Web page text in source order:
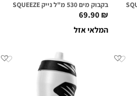
בקבוק מים 530 מ"ל נייק NIKE HYPERFUEL SQUEEZE צהוב/כחול/אדום מטאלי
69.90₪
המלאי אזל